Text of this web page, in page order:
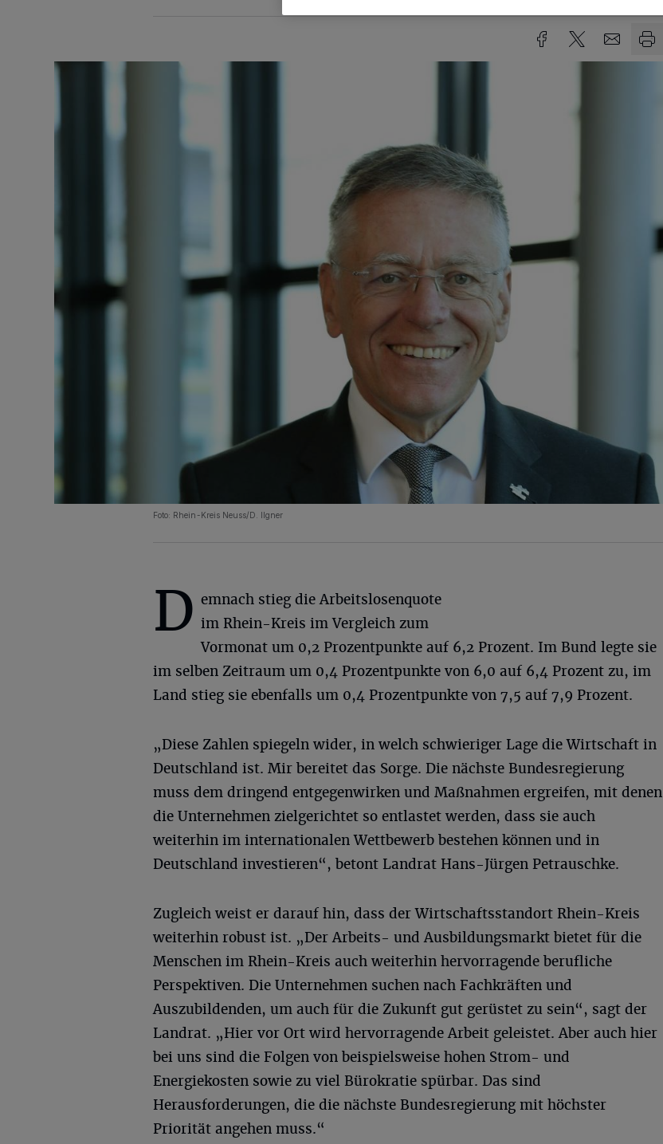
Foto: Rhein-Kreis Neuss/D. Ilgner
D emnach stieg die Arbeitslosenquote
im Rhein-Kreis im Vergleich zum
Vormonat um 0,2 Prozentpunkte auf 6,2 Prozent. Im Bund legte sie
im selben Zeitraum um 0,4 Prozentpunkte von 6,0 auf 6,4 Prozent zu, im
Land stieg sie ebenfalls um 0,4 Prozentpunkte von 7,5 auf 7,9 Prozent.
„Diese Zahlen spiegeln wider, in welch schwieriger Lage die Wirtschaft in
Deutschland ist. Mir bereitet das Sorge. Die nächste Bundesregierung
muss dem dringend entgegenwirken und Maßnahmen ergreifen, mit denen
die Unternehmen zielgerichtet so entlastet werden, dass sie auch
weiterhin im internationalen Wettbewerb bestehen können und in
Deutschland investieren“, betont Landrat Hans-Jürgen Petrauschke.
Zugleich weist er darauf hin, dass der Wirtschaftsstandort Rhein-Kreis
weiterhin robust ist. „Der Arbeits- und Ausbildungsmarkt bietet für die
Menschen im Rhein-Kreis auch weiterhin hervorragende berufliche
Perspektiven. Die Unternehmen suchen nach Fachkräften und
Auszubildenden, um auch für die Zukunft gut gerüstet zu sein“, sagt der
Landrat. „Hier vor Ort wird hervorragende Arbeit geleistet. Aber auch hier
bei uns sind die Folgen von beispielsweise hohen Strom- und
Energiekosten sowie zu viel Bürokratie spürbar. Das sind
Herausforderungen, die die nächste Bundesregierung mit höchster
Priorität angehen muss.“